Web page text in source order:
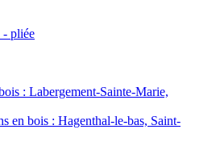
pliée
: Labergement-Sainte-Marie,
en bois : Hagenthal-le-bas, Saint-